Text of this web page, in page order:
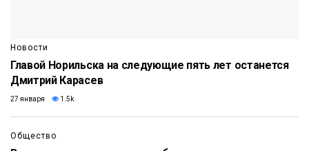
Новости
Главой Норильска на следующие пять лет останется
Дмитрий Карасев
27 января 1.5k
Общество